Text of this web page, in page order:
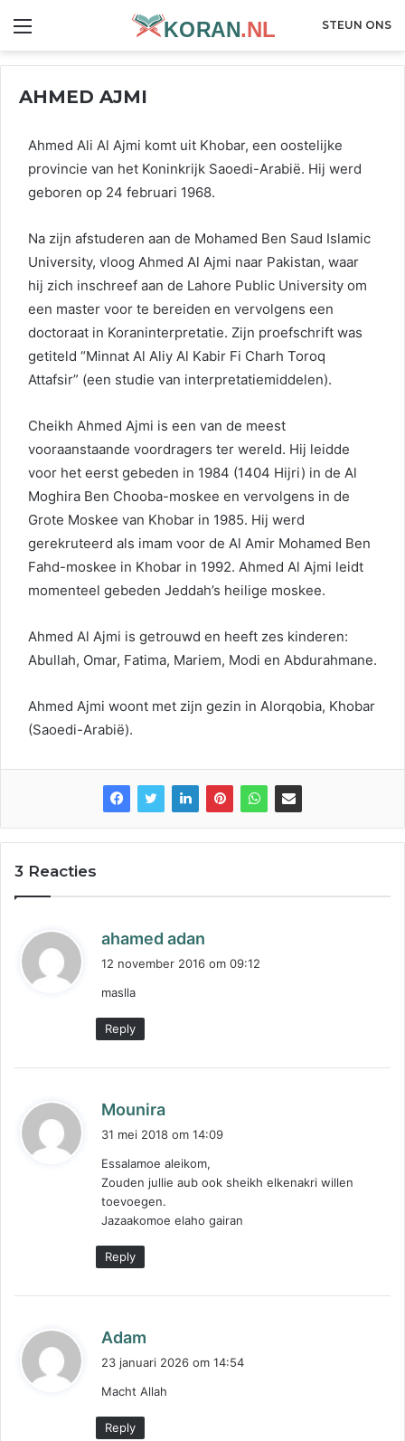
STEUN ONS
AHMED AJMI
Ahmed Ali Al Ajmi komt uit Khobar, een oostelijke
provincie van het Koninkrijk Saoedi-Arabië. Hij werd
geboren op 24 februari 1968.
Na zijn afstuderen aan de Mohamed Ben Saud Islamic
University, vloog Ahmed Al Ajmi naar Pakistan, waar
hij zich inschreef aan de Lahore Public University om
een ​​master voor te bereiden en vervolgens een
doctoraat in Koraninterpretatie. Zijn proefschrift was
getiteld “Minnat Al Aliy Al Kabir Fi Charh Toroq
Attafsir” (een studie van interpretatiemiddelen).
Cheikh Ahmed Ajmi is een van de meest
vooraanstaande voordragers ter wereld. Hij leidde
voor het eerst gebeden in 1984 (1404 Hijri) in de Al
Moghira Ben Chooba-moskee en vervolgens in de
Grote Moskee van Khobar in 1985. Hij werd
gerekruteerd als imam voor de Al Amir Mohamed Ben
Fahd-moskee in Khobar in 1992. Ahmed Al Ajmi leidt
momenteel gebeden Jeddah’s heilige moskee.
Ahmed Al Ajmi is getrouwd en heeft zes kinderen:
Abullah, Omar, Fatima, Mariem, Modi en Abdurahmane.
Ahmed Ajmi woont met zijn gezin in Alorqobia, Khobar
(Saoedi-Arabië).
3 Reacties
ahamed adan
12 november 2016 om 09:12
maslla
Reply
Mounira
r
e
31 mei 2018 om 14:09
Essalamoe aleikom,
Zouden jullie aub ook sheikh elkenakri willen
toevoegen.
Jazaakomoe elaho gairan
Reply
Adam
r
23 januari 2026 om 14:54
Macht Allah
Reply